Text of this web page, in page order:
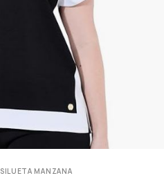
SILUETA MANZANA